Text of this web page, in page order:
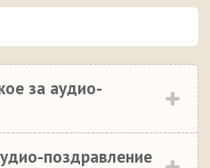
за аудио-
поздравление